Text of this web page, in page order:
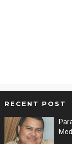
RECENT POST